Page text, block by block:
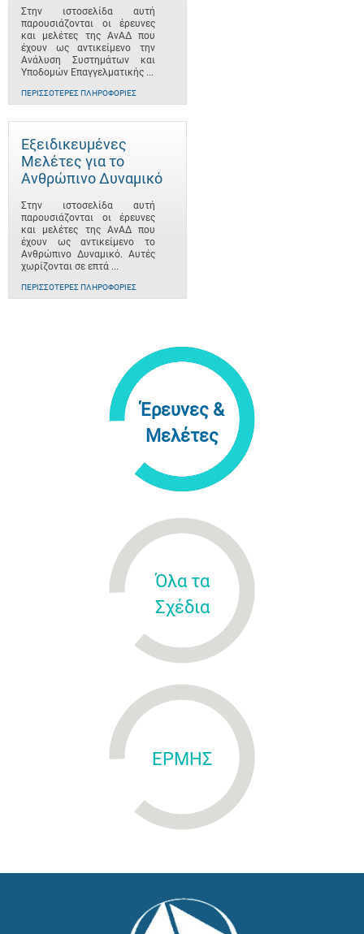
Στην ιστοσελίδα αυτή
παρουσιάζονται οι έρευνες
και μελέτες της ΑνΑΔ που
έχουν ως αντικείμενο την
Ανάλυση Συστημάτων και
Υποδομών Επαγγελματικής ...
ΠΕΡΙΣΣΌΤΕΡΕΣ ΠΛΗΡΟΦΟΡΊΕΣ
Εξειδικευμένες
Μελέτες για το
Ανθρώπινο Δυναμικό
Στην ιστοσελίδα αυτή
παρουσιάζονται οι έρευνες
και μελέτες της ΑνΑΔ που
έχουν ως αντικείμενο το
Ανθρώπινο Δυναμικό. Αυτές
χωρίζονται σε επτά ...
ΠΕΡΙΣΣΌΤΕΡΕΣ ΠΛΗΡΟΦΟΡΊΕΣ
Έρευνες &
Μελέτες
Όλα τα
Σχέδια
ΕΡΜΗΣ